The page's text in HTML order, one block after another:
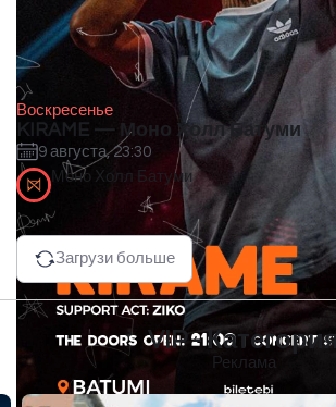
Воскресенье
KIRAME — Моно Холл Батуми
9 августа, 23:30
Моно Холл Батуми
Загрузи больше
VIP -
Реклама